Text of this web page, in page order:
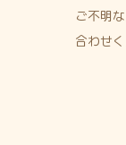
ご不明
合わせく